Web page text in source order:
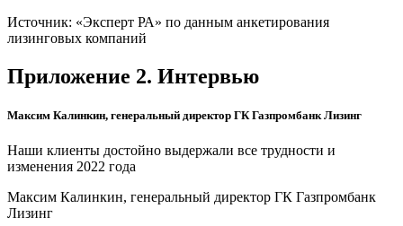
Источник: «Эксперт РА» по данным анкетирования
лизинговых компаний
Приложение 2. Интервью
Максим Калинкин, генеральный директор ГК Газпромбанк Лизинг
Наши клиенты достойно выдержали все трудности и
изменения 2022 года
Максим Калинкин, генеральный директор ГК Газпромбанк
Лизинг